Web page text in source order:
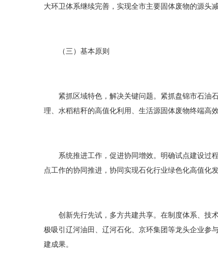
大环卫体系继续完善，实现全市主要固体废物的源头
（三）基本原则
紧抓区域特色，解决关键问题。紧抓盘锦市石油石
理、水稻秸秆的高值化利用、生活源固体废物终端高
系统推进工作，促进协同增效。明确试点建设过程
点工作的协同推进，协同实现石化行业绿色化高值化
创新先行先试，多方共建共享。在制度体系、技术
极吸引辽河油田、辽河石化、京环集团等龙头企业参
建成果。